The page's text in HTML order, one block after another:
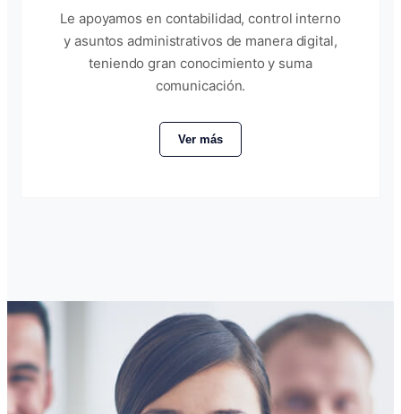
Le apoyamos en contabilidad, control interno
y asuntos administrativos de manera digital,
teniendo gran conocimiento y suma
comunicación.
Ver más